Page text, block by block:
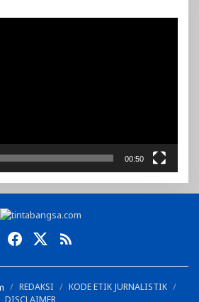
00:50
REDAKSI
KODE ETIK JURNALISTIK
DISCLAIMER